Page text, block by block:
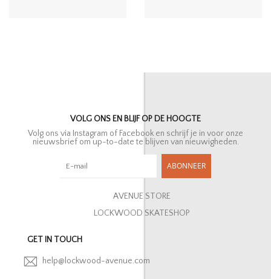
VOLG ONS EN BLIJF OP DE HOOGTE
Volg ons via Instagram of Facebook en schrijf je in voor onze
nieuwsbrief om up-to-date te blijven van nieuwigheden.
ABONNEER
AVENUE STORE
LOCKWOOD SKATESHOP
GET IN TOUCH
help@lockwood-avenue.com